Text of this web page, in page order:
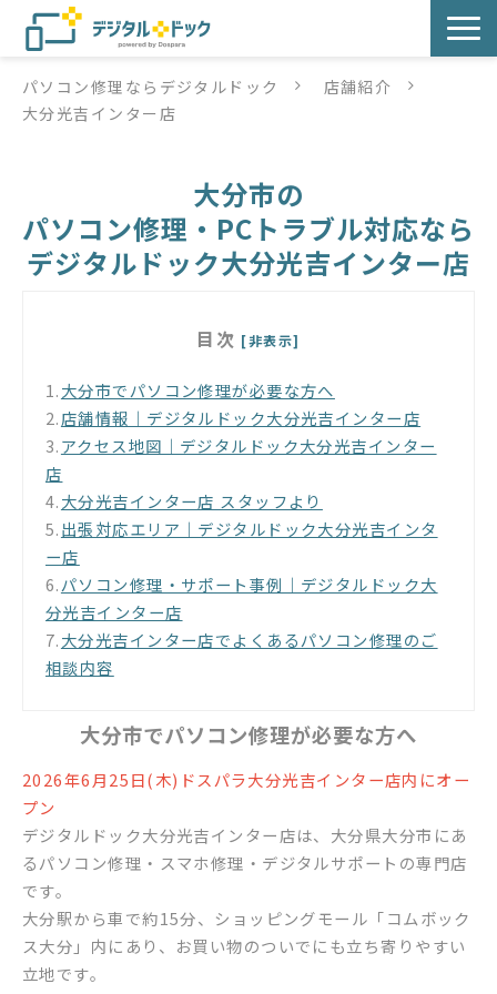
パソコン修理
サービス提供方法
店舗紹介
パソコン修理ならデジタルドック
店舗紹介
大分光吉インター店
大分市の
パソコン修理・PCトラブル対応なら
デジタルドック大分光吉インター店
目次 [非表示]
1.大分市でパソコン修理が必要な方へ
2.店舗情報｜デジタルドック大分光吉インター店
3.アクセス地図｜デジタルドック大分光吉インター
店
4.大分光吉インター店 スタッフより
5.出張対応エリア｜デジタルドック大分光吉インタ
ー店
6.パソコン修理・サポート事例｜デジタルドック大
分光吉インター店
7.大分光吉インター店でよくあるパソコン修理のご
相談内容
大分市でパソコン修理が必要な方へ
2026年6月25日(木)ドスパラ大分光吉インター店内にオー
プン
デジタルドック大分光吉インター店は、大分県大分市にあ
るパソコン修理・スマホ修理・デジタルサポートの専門店
です。
大分駅から車で約15分、ショッピングモール「コムボック
ス大分」内にあり、お買い物のついでにも立ち寄りやすい
立地です。